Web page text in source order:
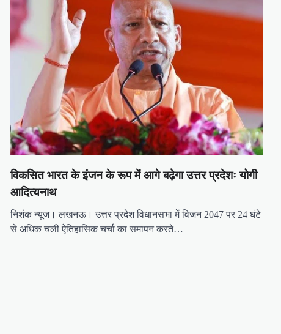
विकसित भारत के इंजन के रूप में आगे बढ़ेगा उत्तर प्रदेशः योगी
आदित्यनाथ
निशंक न्यूज। लखनऊ। उत्तर प्रदेश विधानसभा में विजन 2047 पर 24 घंटे
से अधिक चली ऐतिहासिक चर्चा का समापन करते…